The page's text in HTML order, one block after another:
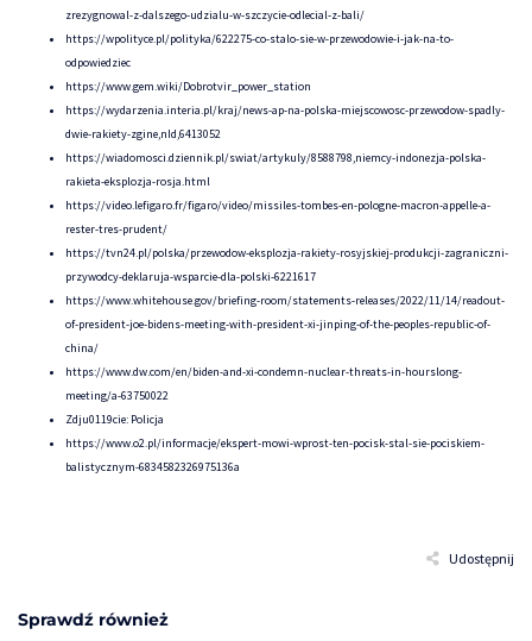
zrezygnowal-z-dalszego-udzialu-w-szczycie-odlecial-z-bali/
https://wpolityce.pl/polityka/622275-co-stalo-sie-w-przewodowie-i-jak-na-to-
odpowiedziec
https://www.gem.wiki/Dobrotvir_power_station
https://wydarzenia.interia.pl/kraj/news-ap-na-polska-miejscowosc-przewodow-spadly-
dwie-rakiety-zgine,nId,6413052
https://wiadomosci.dziennik.pl/swiat/artykuly/8588798,niemcy-indonezja-polska-
rakieta-eksplozja-rosja.html
https://video.lefigaro.fr/figaro/video/missiles-tombes-en-pologne-macron-appelle-a-
rester-tres-prudent/
https://tvn24.pl/polska/przewodow-eksplozja-rakiety-rosyjskiej-produkcji-zagraniczni-
przywodcy-deklaruja-wsparcie-dla-polski-6221617
https://www.whitehouse.gov/briefing-room/statements-releases/2022/11/14/readout-
of-president-joe-bidens-meeting-with-president-xi-jinping-of-the-peoples-republic-of-
china/
https://www.dw.com/en/biden-and-xi-condemn-nuclear-threats-in-hourslong-
meeting/a-63750022
Zdju0119cie: Policja
https://www.o2.pl/informacje/ekspert-mowi-wprost-ten-pocisk-stal-sie-pociskiem-
balistycznym-6834582326975136a
Udostępnij
Sprawdź również